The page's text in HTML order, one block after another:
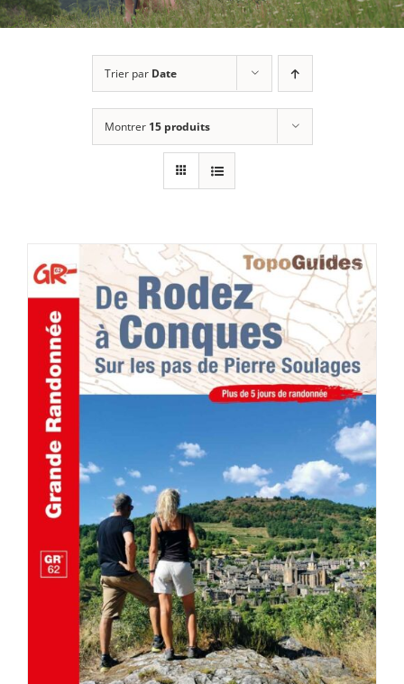
Trier par Date
Montrer 15 produits
AJOUTER AU PANIER / DÉTAILS